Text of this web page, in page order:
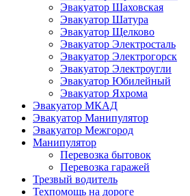
Эвакуатор Шаховская
Эвакуатор Шатура
Эвакуатор Щелково
Эвакуатор Электросталь
Эвакуатор Электрогорск
Эвакуатор Электроугли
Эвакуатор Юбилейный
Эвакуатор Яхрома
Эвакуатор МКАД
Эвакуатор Манипулятор
Эвакуатор Межгород
Манипулятор
Перевозка бытовок
Перевозка гаражей
Трезвый водитель
Техпомощь на дороге